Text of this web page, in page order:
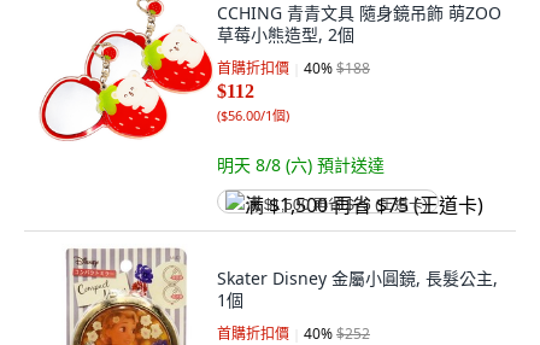
CCHING 青青文具 隨身鏡吊飾 萌ZOO
草莓小熊造型, 2個
首購折扣價 40%$188
$112
($56.00/1個)
明天 8/8 (六) 預計送達
满 $1,500 再省 $75 (王道卡)
Skater Disney 金屬小圓鏡, 長髮公主,
1個
首購折扣價 40%$252